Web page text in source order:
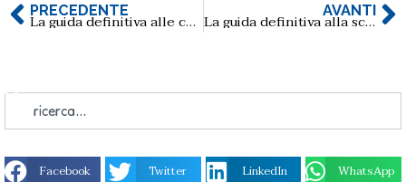
PRECEDENTE La guida definitiva alle chiavette USB dei personaggi di Ne Zha 2: Magic Child of the Sea: Una miscela perfetta di cultura pop e praticità AVANTI
La guida definitiva alla scelta del design perfetto del logo per la vostra chiavetta USB di cristallo
Facebook Twitter LinkedIn WhatsApp